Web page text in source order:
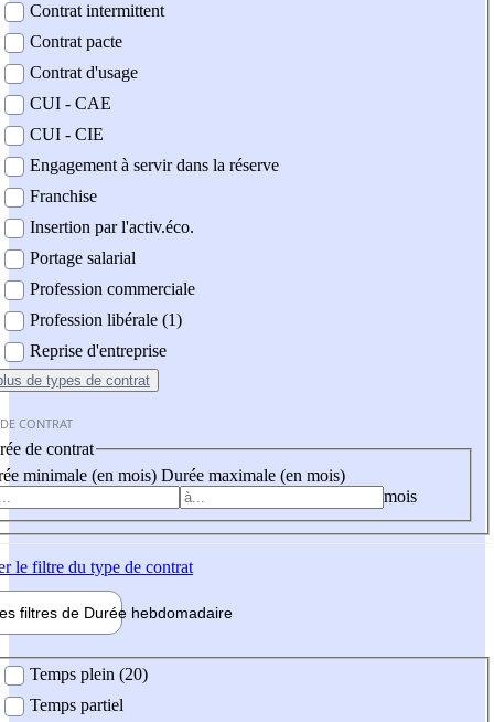
Contrat intermittent
Contrat pacte
Contrat d'usage
CUI - CAE
CUI - CIE
Engagement à servir dans la réserve
Franchise
Insertion par l'activ.éco.
Portage salarial
Profession commerciale
Profession libérale (1)
Reprise d'entreprise
de types de contrat
CONTRAT
de contrat
minimale (en mois) Durée maximale (en mois)
mois
le filtre du type de contrat
filtres de Durée hebdomadaire
Temps plein (20)
Temps partiel